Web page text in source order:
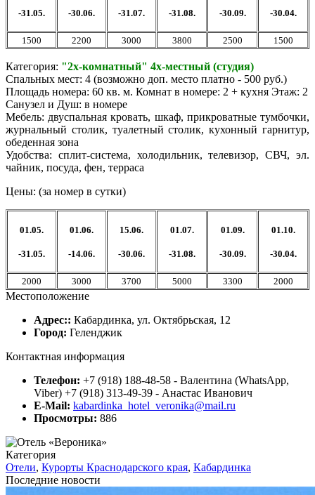
-31.05. -30.06. -31.07. -31.08. -30.09. -30.04.
1500 2200 3000 3800 2500 1500
Категория: "2х-комнатный" 4х-местный (студия)
Спальных мест: 4 (возможно доп. место платно - 500 руб.)
Площадь номера: 60 кв. м. Комнат в номере: 2 + кухня Этаж: 2
Санузел и Душ: в номере
Мебель: двуспальная кровать, шкаф, прикроватные тумбочки,
журнальный столик, туалетный столик, кухонный гарнитур,
обеденная зона
Удобства: сплит-система, холодильник, телевизор, СВЧ, эл.
чайник, посуда, фен, терраса
Цены: (за номер в сутки)
01.05.
-31.05.
01.06.
-14.06.
15.06.
-30.06.
01.07.
-31.08.
01.09.
-30.09.
01.10.
-30.04.
2000 3000 3700 5000 3300 2000
Местоположение
Адрес:: Кабардинка, ул. Октябрьская, 12
Город: Геленджик
Контактная информация
Телефон: +7 (918) 188-48-58 - Валентина (WhatsApp,
Viber) +7 (918) 313-49-39 - Анастас Иванович
E-Mail: kabardinka_hotel_veronika@mail.ru
Просмотры: 886
Категория
Отели, Курорты Краснодарского края, Кабардинка
Последние новости